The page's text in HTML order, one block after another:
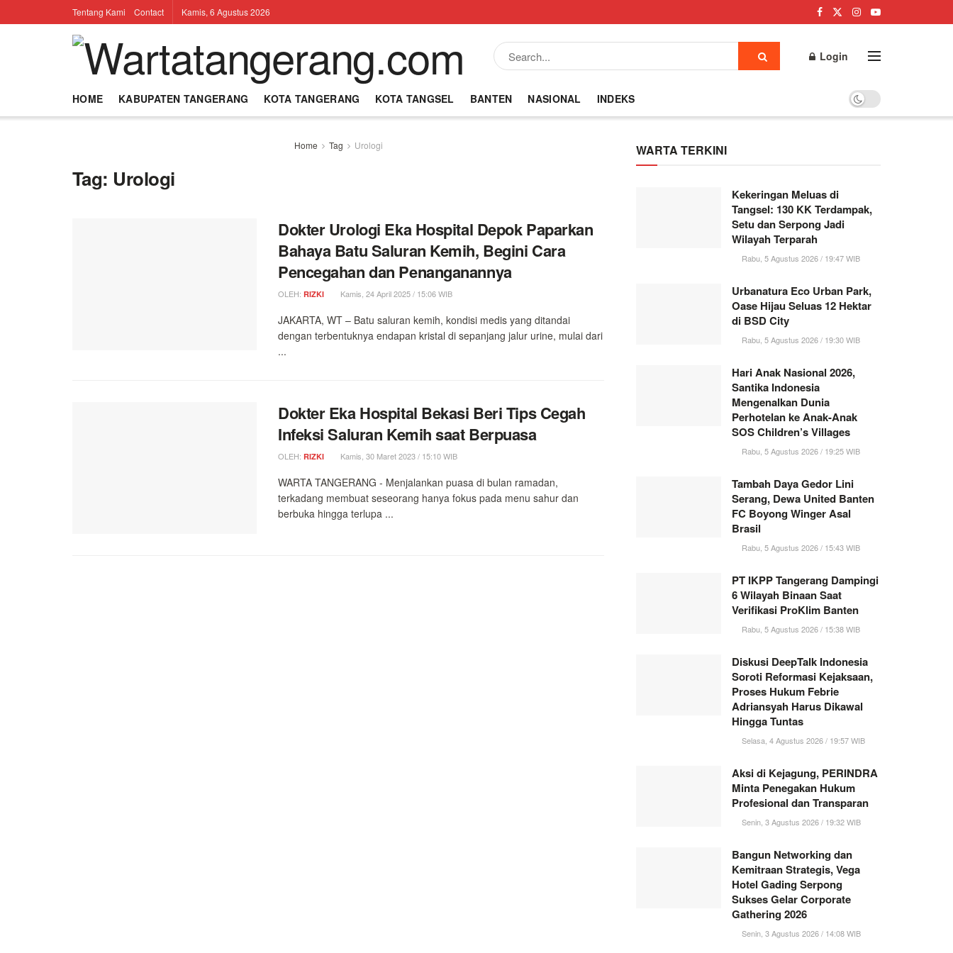
Tentang Kami Contact Kamis, 6 Agustus 2026
Login
HOME KABUPATEN TANGERANG KOTA TANGERANG KOTA TANGSEL BANTEN NASIONAL INDEKS
Home Tag Urologi
Tag: Urologi
Dokter Urologi Eka Hospital Depok Paparkan
Bahaya Batu Saluran Kemih, Begini Cara
Pencegahan dan Penanganannya
OLEH: RIZKI Kamis, 24 April 2025 / 15:06 WIB
JAKARTA, WT – Batu saluran kemih, kondisi medis yang ditandai
dengan terbentuknya endapan kristal di sepanjang jalur urine, mulai dari
...
Dokter Eka Hospital Bekasi Beri Tips Cegah
Infeksi Saluran Kemih saat Berpuasa
OLEH: RIZKI Kamis, 30 Maret 2023 / 15:10 WIB
WARTA TANGERANG - Menjalankan puasa di bulan ramadan,
terkadang membuat seseorang hanya fokus pada menu sahur dan
berbuka hingga terlupa ...
WARTA TERKINI
Kekeringan Meluas di
Tangsel: 130 KK Terdampak,
Setu dan Serpong Jadi
Wilayah Terparah
Rabu, 5 Agustus 2026 / 19:47 WIB
Urbanatura Eco Urban Park,
Oase Hijau Seluas 12 Hektar
di BSD City
Rabu, 5 Agustus 2026 / 19:30 WIB
Hari Anak Nasional 2026,
Santika Indonesia
Mengenalkan Dunia
Perhotelan ke Anak-Anak
SOS Children’s Villages
Rabu, 5 Agustus 2026 / 19:25 WIB
Tambah Daya Gedor Lini
Serang, Dewa United Banten
FC Boyong Winger Asal
Brasil
Rabu, 5 Agustus 2026 / 15:43 WIB
PT IKPP Tangerang Dampingi
6 Wilayah Binaan Saat
Verifikasi ProKlim Banten
Rabu, 5 Agustus 2026 / 15:38 WIB
Diskusi DeepTalk Indonesia
Soroti Reformasi Kejaksaan,
Proses Hukum Febrie
Adriansyah Harus Dikawal
Hingga Tuntas
Selasa, 4 Agustus 2026 / 19:57 WIB
Aksi di Kejagung, PERINDRA
Minta Penegakan Hukum
Profesional dan Transparan
Senin, 3 Agustus 2026 / 19:32 WIB
Bangun Networking dan
Kemitraan Strategis, Vega
Hotel Gading Serpong
Sukses Gelar Corporate
Gathering 2026
Senin, 3 Agustus 2026 / 14:08 WIB